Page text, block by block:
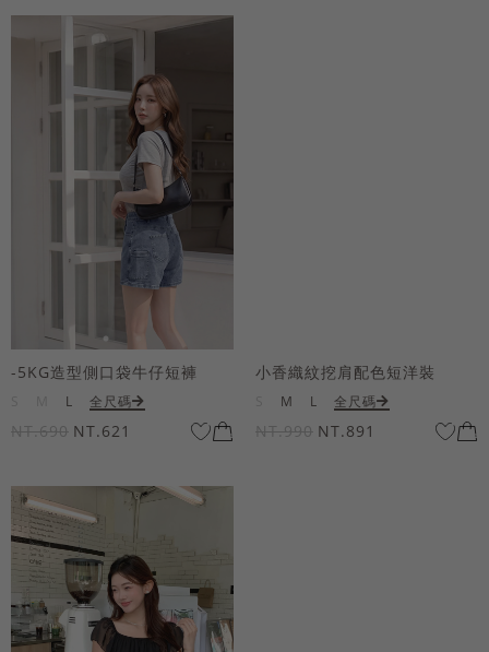
-5KG造型側口袋牛仔短褲
L 全尺碼
NT.690 NT.621
小香織紋挖肩配色短洋裝
M L 全尺碼
NT.990 NT.891